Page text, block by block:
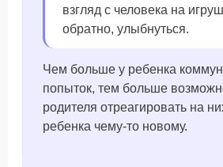
взгляд с человека на
обратно, улыбнуться.
Чем больше у ребенка
попыток, тем больше
родителя отреагировать на
ребенка чему-то новому.